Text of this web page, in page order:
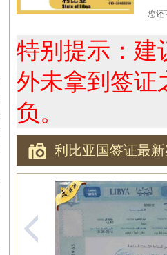
您
特别提示：建
外未拿到签证
负。
利比亚国签证最